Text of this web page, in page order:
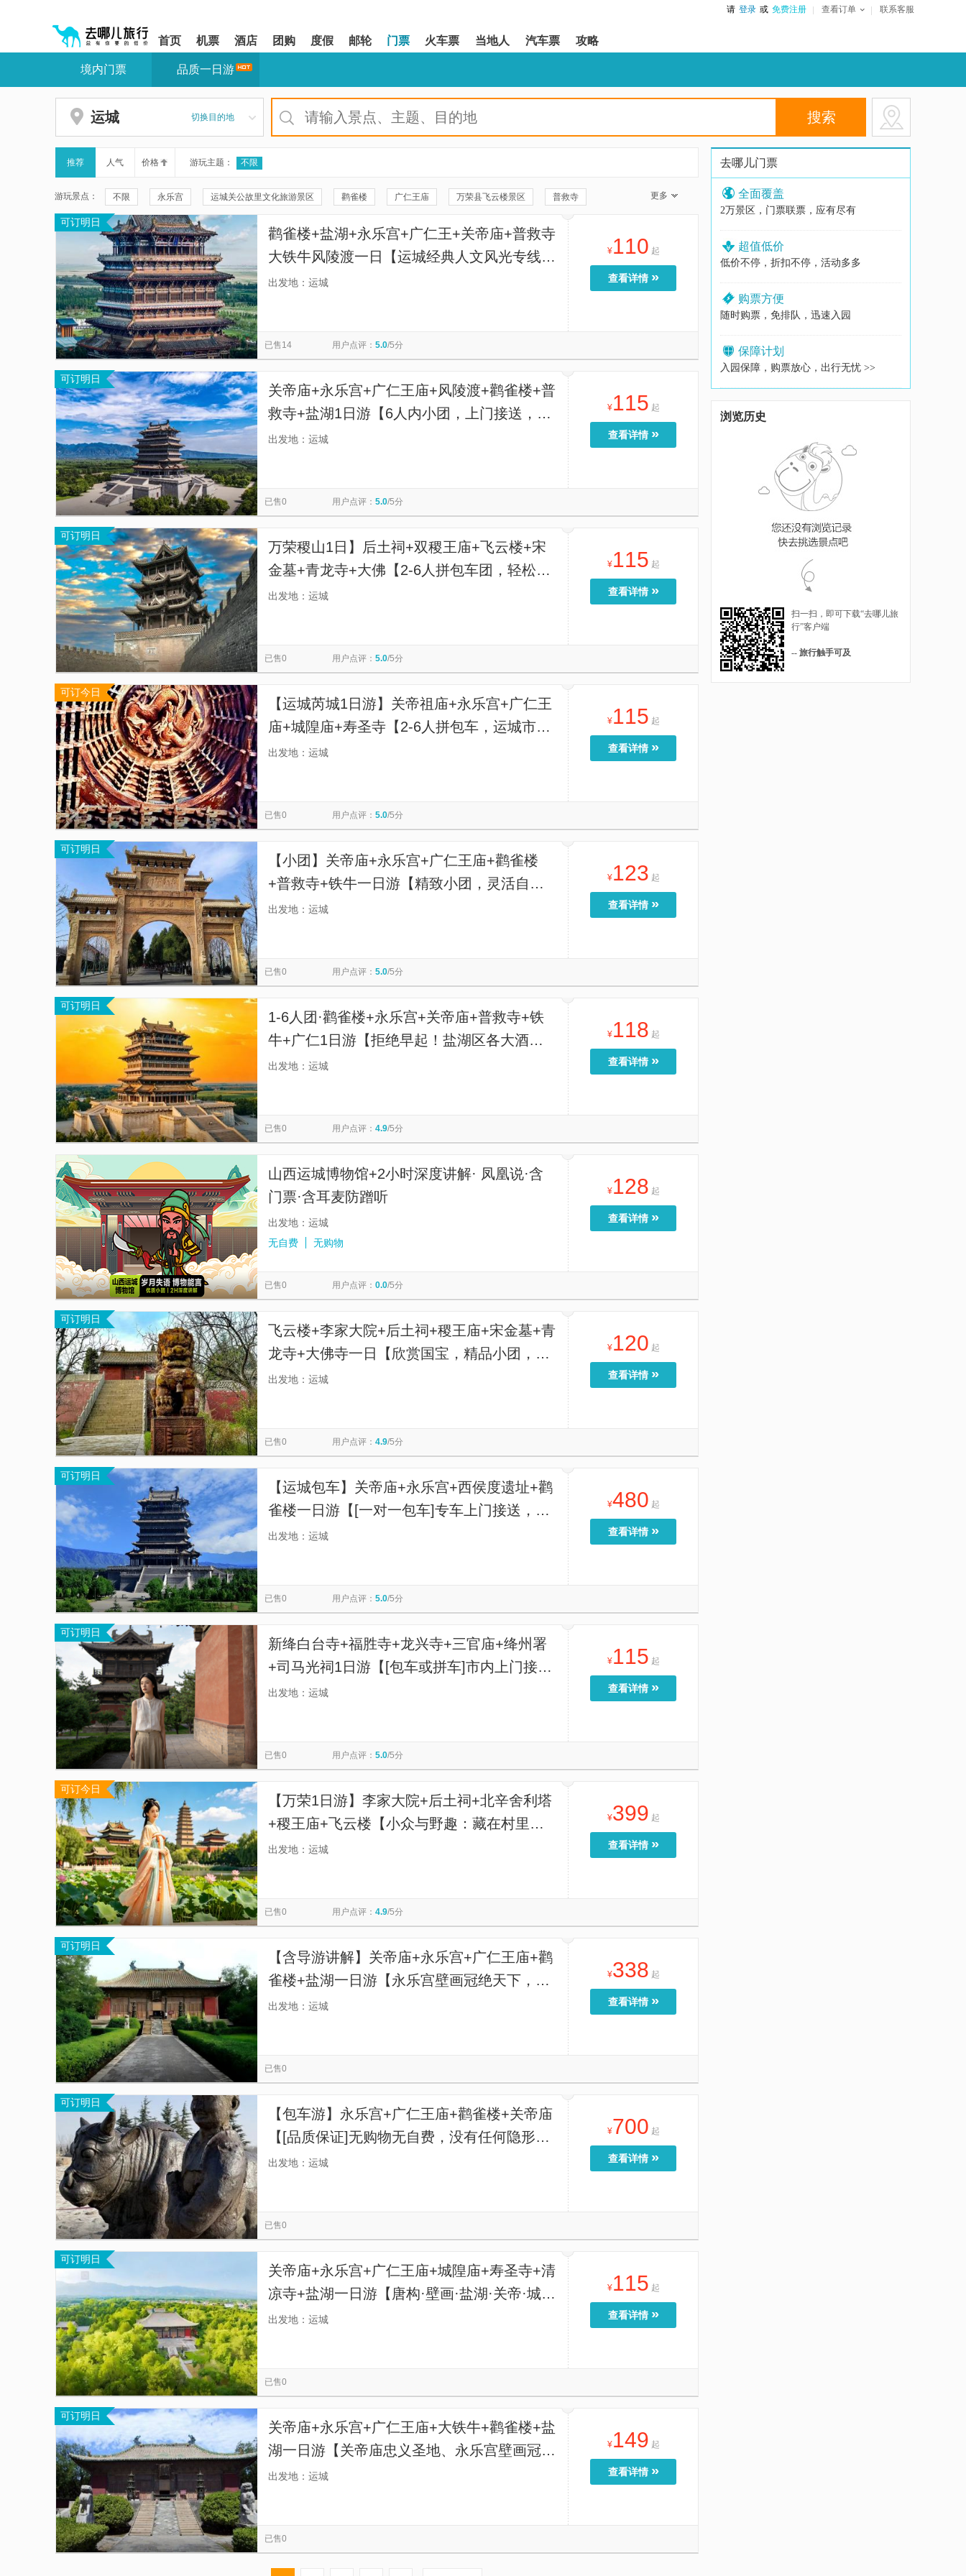
您
站
区,
本
有
6
按
下
Tab
键
浏
览
信
息
请 登录 或 免费注册 查看订单 联系客服
首页 机票 酒店 团购 度假 邮轮 门票 火车票 当地人 汽车票 攻略
您
站
区
境内门票 品质一日游
运城 切换目的地
推荐 人气 价格 游玩主题： 不限
游玩景点： 不限 永乐宫 运城关公故里文化旅游景区 鹳雀楼 广仁王庙 万荣县飞云楼景区 普救寺
运城盐湖 后土祠 万荣稷王庙
稷山稷王庙 大佛寺 新绛县绛州署景区 运城博物馆 白台寺 黄河大铁牛
中国死海运城盐湖-七彩盐湖景区 三官庙
关帝圣像 风陵古渡 城隍庙 堆云洞
寿圣寺 池神庙 司马光祠景区 新绛古城
垣曲县文化馆 夏县泗交林溪露营服务中心 运城本地玩乐
垣曲县体育公园 关帝祖庙
更多
可订明日
鹳雀楼+盐湖+永乐宫+广仁王+关帝庙+普救寺
大铁牛风陵渡一日【运城经典人文风光专线，
全程无购物无套路，灵活自由慢游，遍览古建
出发地：运城
¥110 起
查看详情 »
已售14 用户点评： 5.0/5分
可订明日
关帝庙+永乐宫+广仁王庙+风陵渡+鹳雀楼+普
救寺+盐湖1日游【6人内小团，上门接送，一
天轻松打卡8个运城代表性景点。】
出发地：运城
¥115 起
查看详情 »
已售0 用户点评： 5.0/5分
可订明日
万荣稷山1日】后土祠+双稷王庙+飞云楼+宋
金墓+青龙寺+大佛【2-6人拼包车团，轻松打
卡7处国保，大量时间留于壁画青龙寺】
出发地：运城
¥115 起
查看详情 »
已售0 用户点评： 5.0/5分
可订今日
【运城芮城1日游】关帝祖庙+永乐宫+广仁王
庙+城隍庙+寿圣寺【2-6人拼包车，运城市区
酒店、高铁站上门接送】
出发地：运城
¥115 起
查看详情 »
已售0 用户点评： 5.0/5分
可订明日
【小团】关帝庙+永乐宫+广仁王庙+鹳雀楼
+普救寺+铁牛一日游【精致小团，灵活自
由，专职司机兼职向导。】
出发地：运城
¥123 起
查看详情 »
已售0 用户点评： 5.0/5分
可订明日
1-6人团·鹳雀楼+永乐宫+关帝庙+普救寺+铁
牛+广仁1日游【拒绝早起！盐湖区各大酒店/
北站免费上门接；】
出发地：运城
¥118 起
查看详情 »
已售0 用户点评： 4.9/5分
山西运城博物馆+2小时深度讲解· 凤凰说·含
门票·含耳麦防蹭听
出发地：运城
无自费
无购物
¥128 起
查看详情 »
已售0 用户点评： 0.0/5分
可订明日
飞云楼+李家大院+后土祠+稷王庙+宋金墓+青
龙寺+大佛寺一日【欣赏国宝，精品小团，拒
绝走马观花，品质有保障，全程有一对一旅游
出发地：运城
¥120 起
查看详情 »
已售0 用户点评： 4.9/5分
可订明日
【运城包车】关帝庙+永乐宫+西侯度遗址+鹳
雀楼一日游【[一对一包车]专车上门接送，车
辆费用全含】
出发地：运城
¥480 起
查看详情 »
已售0 用户点评： 5.0/5分
可订明日
新绛白台寺+福胜寺+龙兴寺+三官庙+绛州署
+司马光祠1日游【[包车或拼车]市内上门接
送，车辆费用全含】
出发地：运城
¥115 起
查看详情 »
已售0 用户点评： 5.0/5分
可订今日
【万荣1日游】李家大院+后土祠+北辛舍利塔
+稷王庙+飞云楼【小众与野趣：藏在村里的
国宝】
出发地：运城
¥399 起
查看详情 »
已售0 用户点评： 4.9/5分
可订明日
【含导游讲解】关帝庙+永乐宫+广仁王庙+鹳
雀楼+盐湖一日游【永乐宫壁画冠绝天下，广
仁王庙唐代木构孤例，关帝庙忠义圣地，鹳雀
出发地：运城
¥338 起
查看详情 »
已售0
可订明日
【包车游】永乐宫+广仁王庙+鹳雀楼+关帝庙
【[品质保证]无购物无自费，没有任何隐形购
物店。】
出发地：运城
¥700 起
查看详情 »
已售0
可订明日
关帝庙+永乐宫+广仁王庙+城隍庙+寿圣寺+清
凉寺+盐湖一日游【唐构·壁画·盐湖·关帝·城隍
·双寺，一日尽收国保精华。】
出发地：运城
¥115 起
查看详情 »
已售0
可订明日
关帝庙+永乐宫+广仁王庙+大铁牛+鹳雀楼+盐
湖一日游【关帝庙忠义圣地、永乐宫壁画冠绝
天下、广仁王庙唐代木构孤例、大铁牛唐代冶
出发地：运城
¥149 起
查看详情 »
已售0
去哪儿门票
全面覆盖
2万景区，门票联票，应有尽有
超值低价
低价不停，折扣不停，活动多多
购票方便
随时购票，免排队，迅速入园
保障计划
入园保障，购票放心，出行无忧 >>
浏览历史
扫一扫，即可下载“去哪儿旅
行”客户端
-- 旅行触手可及